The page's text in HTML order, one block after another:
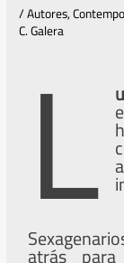
/Autores,
C. GaleraL
atrás para